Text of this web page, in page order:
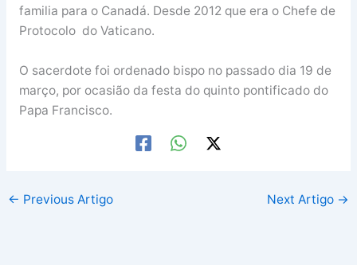
familia para o Canadá. Desde 2012 que era o Chefe de
Protocolo do Vaticano.
O sacerdote foi ordenado bispo no passado dia 19 de
março, por ocasião da festa do quinto pontificado do
Papa Francisco.
← Previous Artigo Next Artigo →